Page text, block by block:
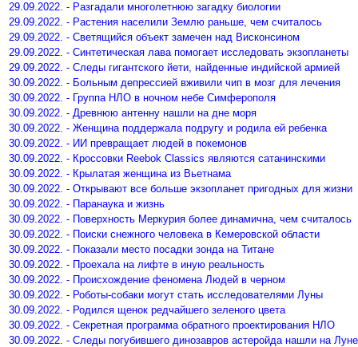
29.09.2022. - Разгадали многолетнюю загадку биологии
29.09.2022. - Растения населили Землю раньше, чем считалось
29.09.2022. - Светящийся объект замечен над Висконсином
29.09.2022. - Синтетическая лава помогает исследовать экзопланеты
29.09.2022. - Следы гигантского йети, найденные индийской армией
30.09.2022. - Больным депрессией вживили чип в мозг для лечения
30.09.2022. - Группа НЛО в ночном небе Симферополя
30.09.2022. - Древнюю антенну нашли на дне моря
30.09.2022. - Женщина поддержала подругу и родила ей ребенка
30.09.2022. - ИИ превращает людей в покемонов
30.09.2022. - Кроссовки Reebok Classics являются сатанинскими
30.09.2022. - Крылатая женщина из Вьетнама
30.09.2022. - Открывают все больше экзопланет пригодных для жизни
30.09.2022. - Паранаука и жизнь
30.09.2022. - Поверхность Меркурия более динамична, чем считалось
30.09.2022. - Поиски снежного человека в Кемеровской области
30.09.2022. - Показали место посадки зонда на Титане
30.09.2022. - Проехала на лифте в иную реальность
30.09.2022. - Происхождение феномена Людей в черном
30.09.2022. - Роботы-собаки могут стать исследователями Луны
30.09.2022. - Родился щенок редчайшего зеленого цвета
30.09.2022. - Секретная программа обратного проектирования НЛО
30.09.2022. - Следы погубившего динозавров астеройда нашли на Луне